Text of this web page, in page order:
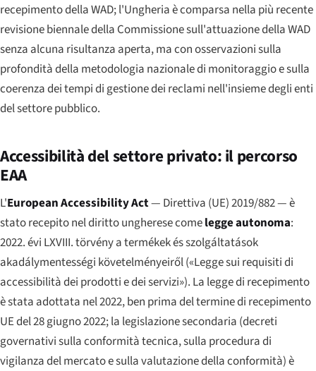
recepimento della WAD; l'Ungheria è comparsa nella più recente
revisione biennale della Commissione sull'attuazione della WAD
senza alcuna risultanza aperta, ma con osservazioni sulla
profondità della metodologia nazionale di monitoraggio e sulla
coerenza dei tempi di gestione dei reclami nell'insieme degli enti
del settore pubblico.
Accessibilità del settore privato: il percorso
EAA
L'European Accessibility Act— Direttiva (UE) 2019/882 — è
stato recepito nel diritto ungherese comelegge autonoma:
2022. évi LXVIII. törvény a termékek és szolgáltatások
akadálymentességi követelményeiről(«Legge sui requisiti di
accessibilità dei prodotti e dei servizi»). La legge di recepimento
è stata adottata nel 2022, ben prima del termine di recepimento
UE del 28 giugno 2022; la legislazione secondaria (decreti
governativi sulla conformità tecnica, sulla procedura di
vigilanza del mercato e sulla valutazione della conformità) è